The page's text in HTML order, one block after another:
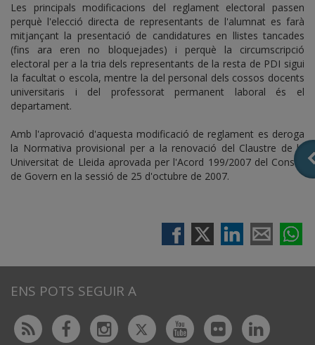
Les principals modificacions del reglament electoral passen
perquè l'elecció directa de representants de l'alumnat es farà
mitjançant la presentació de candidatures en llistes tancades
(fins ara eren no bloquejades) i perquè la circumscripció
electoral per a la tria dels representants de la resta de PDI sigui
la facultat o escola, mentre la del personal dels cossos docents
universitaris i del professorat permanent laboral és el
departament.
Amb l'aprovació d'aquesta modificació de reglament es deroga
la Normativa provisional per a la renovació del Claustre de la
Universitat de Lleida aprovada per l'Acord 199/2007 del Consell
de Govern en la sessió de 25 d'octubre de 2007.
ENS POTS SEGUIR A
Rss FacebookInstagram
TwitterYoutubeFlickr